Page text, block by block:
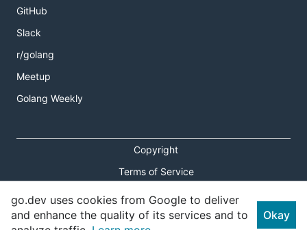
GitHub
Slack
r/golang
Meetup
Golang Weekly
Copyright
Terms of Service
Privacy Policy
Report an Issue
go.dev uses cookies from Google to deliver
and enhance the quality of its services and to
Okay